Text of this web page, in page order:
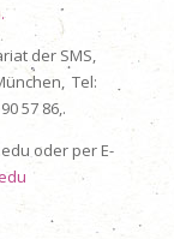
der SMS,
Tel:
57 86,.
oder per E-